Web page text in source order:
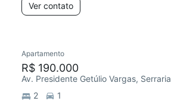
Ver contato
Apartamento
R$ 190.000
Av. Presidente Getúlio Vargas, Serraria
2
1